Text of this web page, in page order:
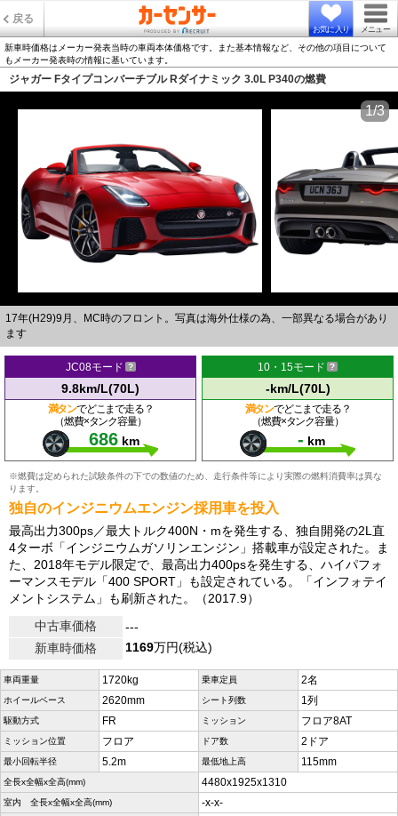
戻る
お気に入り メニュー
新車時価格はメーカー発表当時の車両本体価格です。また基本情報など、その他の項目について
もメーカー発表時の情報に基いています。
ジャガー Fタイプコンバーチブル Rダイナミック 3.0L P340の燃費
17年(H29)9月、MC時のフロント。写真は海外仕様の為、一部異なる場合があり
ます
1/3
JC08モード
9.8km/L(70L)
満タンでどこまで走る？
（燃費×タンク容量）
686 km
10・15モード
-km/L(70L)
満タンでどこまで走る？
（燃費×タンク容量）
- km
※燃費は定められた試験条件の下での数値のため、走行条件等により実際の燃料消費率は異な
ります。
独自のインジニウムエンジン採用車を投入
最高出力300ps／最大トルク400N・mを発生する、独自開発の2L直
4ターボ「インジニウムガソリンエンジン」搭載車が設定された。ま
た、2018年モデル限定で、最高出力400psを発生する、ハイパフォ
ーマンスモデル「400 SPORT」も設定されている。「インフォテイ
メントシステム」も刷新された。（2017.9）
中古車価格
---
新車時価格
1169万円(税込)
車両重量 1720kg 乗車定員 2名
ホイールベース 2620mm シート列数 1列
駆動方式 FR ミッション フロア8AT
ミッション位置 フロア ドア数 2ドア
最小回転半径 5.2m 最低地上高 115mm
全長x全幅x全高(mm) 4480x1925x1310
室内 全長x全幅x全高(mm) -x-x-